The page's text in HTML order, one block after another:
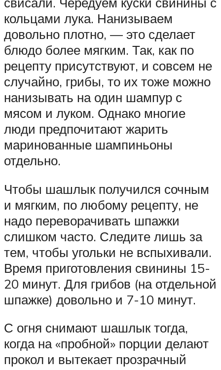
кольцами лука. Нанизываем
довольно плотно, — это сделает
блюдо более мягким. Так, как по
рецепту присутствуют, и совсем не
случайно, грибы, то их тоже можно
нанизывать на один шампур с
мясом и луком. Однако многие
люди предпочитают жарить
маринованные шампиньоны
отдельно.
Чтобы шашлык получился сочным
и мягким, по любому рецепту, не
надо переворачивать шпажки
слишком часто. Следите лишь за
тем, чтобы угольки не вспыхивали.
Время приготовления свинины 15-
20 минут. Для грибов (на отдельной
шпажке) довольно и 7-10 минут.
С огня снимают шашлык тогда,
когда на «пробной» порции делают
прокол и вытекает прозрачный